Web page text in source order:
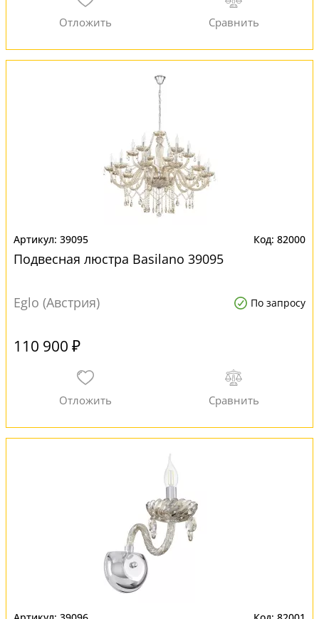
39095 82000
Подвесная люстра Basilano 39095
Eglo (Австрия) По запросу
110 900 ₽